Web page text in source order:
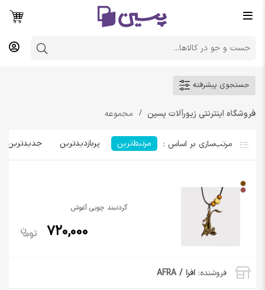
جستجوی پیشرفته
فروشگاه اینترنتی زیورآلات پسین مجموعه
مرتبط‌ترین پربازدیدترین جدیدترین
فروشنده: افرا / AFRA
گردنبند چوبی آغوش
720,000